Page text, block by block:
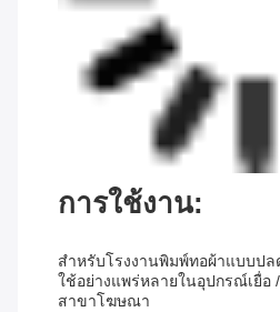
การใช้งาน:
สําหรับโรงงานพิมพ์ทอผ้าแบบปล
ใช้อย่างแพร่หลายในอุปกรณ์เยื่อ
สาขาโฆษณา